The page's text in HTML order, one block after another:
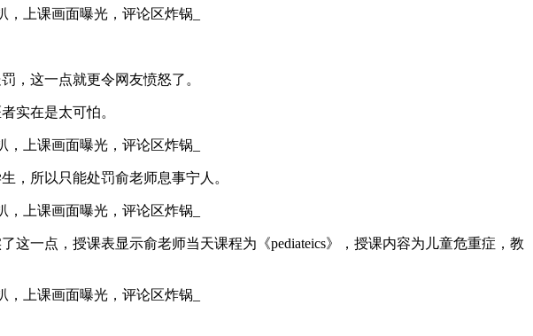
，这一点就更令网友愤怒了。
实在是太可怕。
，所以只能处罚俞老师息事宁人。
一点，授课表显示俞老师当天课程为《pediateics》，授课内容为儿童危重症，教